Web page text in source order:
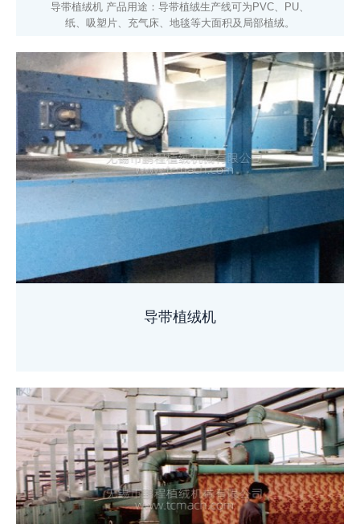
导带植绒机 产品用途：导带植绒生产线可为PVC、PU、
纸、吸塑片、充气床、地毯等大面积及局部植绒。
导带植绒机